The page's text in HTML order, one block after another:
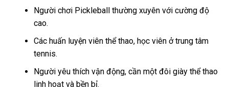
Người chơi Pickleball thường xuyên với cường độ
cao.
Các huấn luyện viên thể thao, học viên ở trung tâm
tennis.
Người yêu thích vận động, cần một đôi giày thể thao
linh hoạt và bền bỉ.